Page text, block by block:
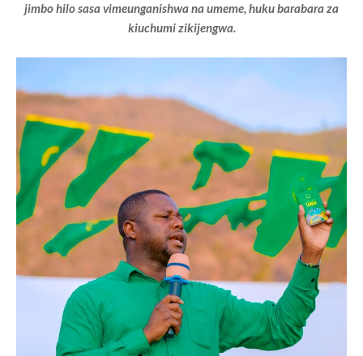
jimbo hilo sasa vimeunganishwa na umeme, huku barabara za
kiuchumi zikijengwa.